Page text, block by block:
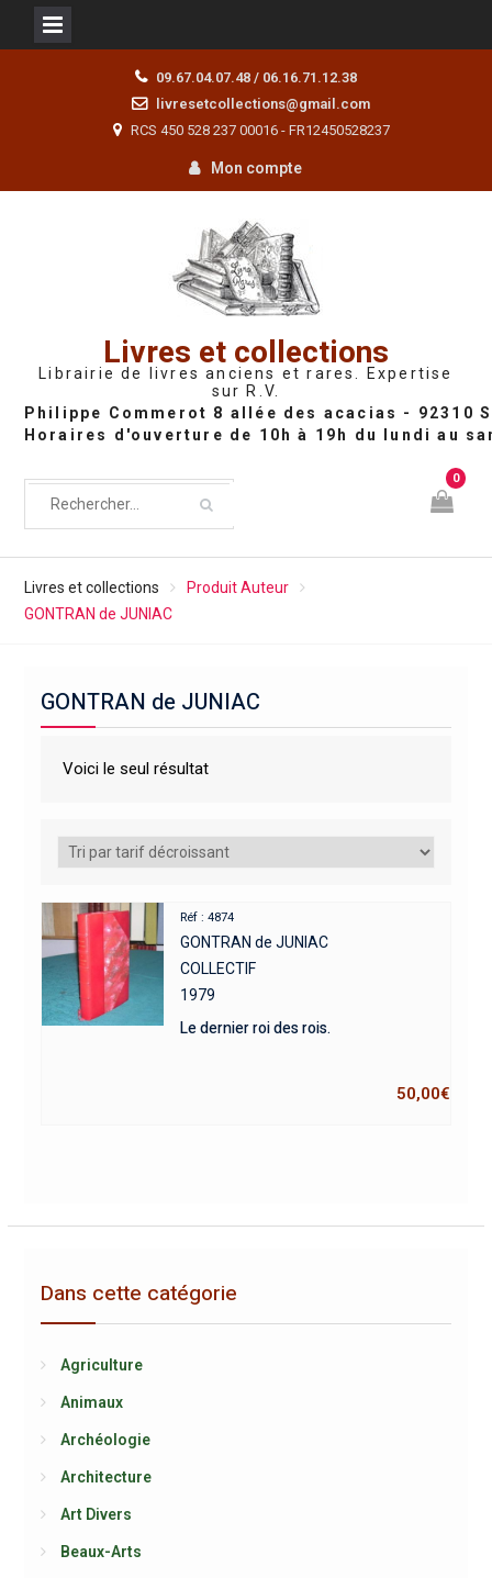
09.67.04.07.48 / 06.16.71.12.38
livresetcollections@gmail.com
RCS 450 528 237 00016 - FR12450528237
Mon compte
Livres et collections
Librairie de livres anciens et rares. Expertise
sur R.V.
0
Livres et collections
Produit Auteur
GONTRAN de JUNIAC
GONTRAN de JUNIAC
Voici le seul résultat
Réf : 4874
GONTRAN de JUNIAC
COLLECTIF
1979
Le dernier roi des rois.
50,00€
Dans cette catégorie
Agriculture
Animaux
Archéologie
Architecture
Art Divers
Beaux-Arts